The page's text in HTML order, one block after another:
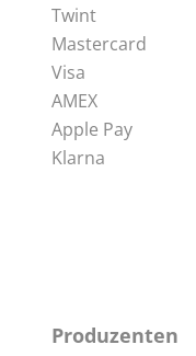
Twint
Mastercard
Visa
AMEX
Apple Pay
Klarna
Produzenten